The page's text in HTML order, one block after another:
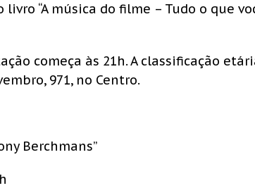
“A música do filme – Tudo o que
começa às 21h. A classificação
971, no Centro.
Berchmans”